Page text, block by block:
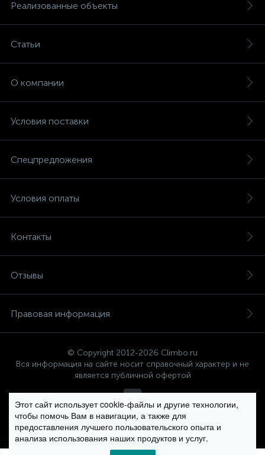
Реализованные объекты
Статьи
О компании
Условия поставки
Спецпредложения
Условия оплаты
Контакты
Отзывы
Правовая информация
© Copyright 2012-2026 Climbo.ru
Вся информация на сайте носит справочный характер и не
является публичной офертой
Политика компании в отношении обработки персональных
данных
Этот сайт использует cookie-файлы и другие технологии,
чтобы помочь Вам в навигации, а также для
предоставления лучшего пользовательского опыта и
анализа использования наших продуктов и услуг.